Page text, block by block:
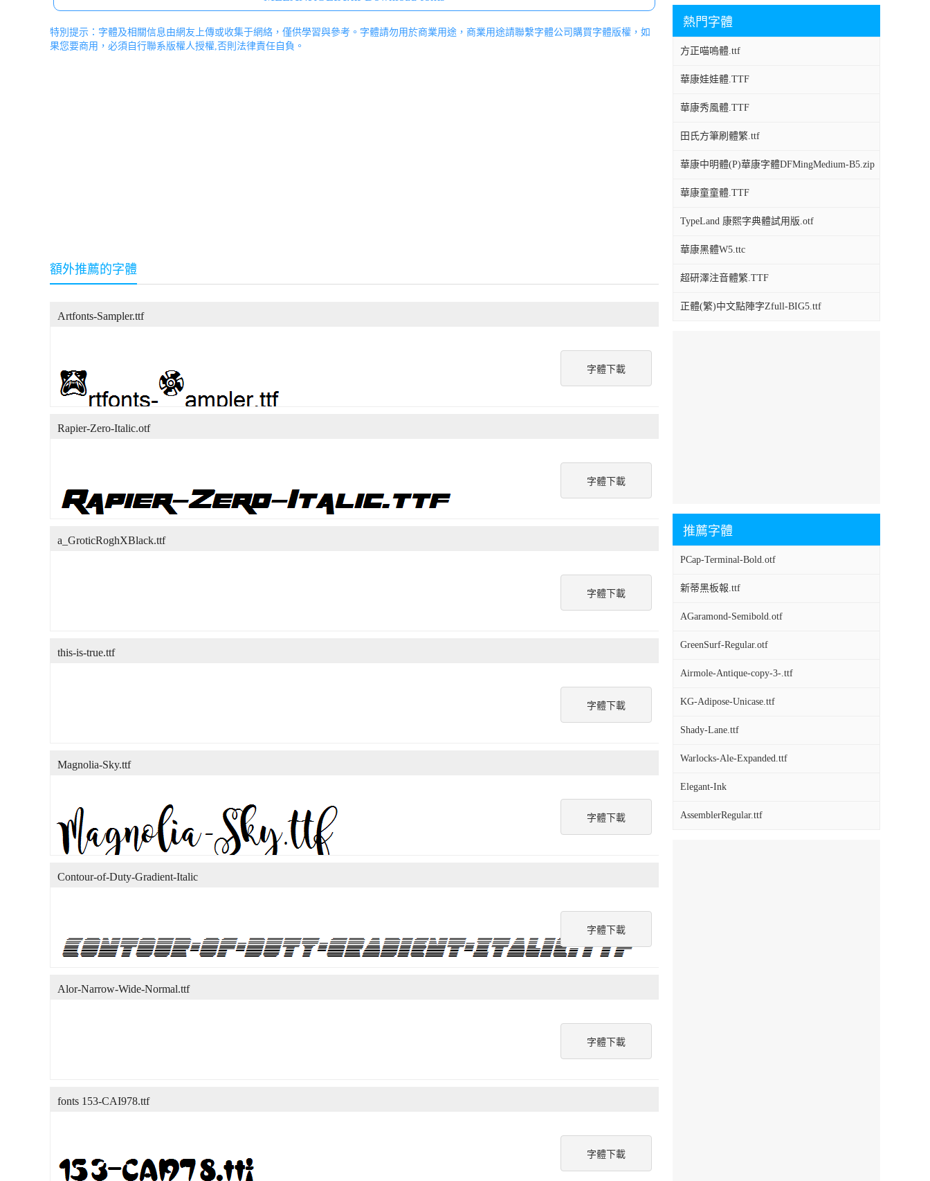
熱門字體
方正喵嗚體.ttf
華康娃娃體.TTF
華康秀風體.TTF
田氏方筆刷體繁.ttf
華康中明體(P)華康字體DFMingMedium-B5.zip
華康童童體.TTF
TypeLand 康熙字典體試用版.otf
華康黑體W5.ttc
超研澤注音體繁.TTF
正體(繁)中文點陣字Zfull-BIG5.ttf
推薦字體
PCap-Terminal-Bold.otf
新蒂黑板報.ttf
AGaramond-Semibold.otf
GreenSurf-Regular.otf
Airmole-Antique-copy-3-.ttf
KG-Adipose-Unicase.ttf
Shady-Lane.ttf
Warlocks-Ale-Expanded.ttf
Elegant-Ink
AssemblerRegular.ttf
特別提示：字體及相關信息由網友上傳或收集于網絡，僅供學習與參考。字體請勿用於商業用途，商業用途請聯繫字體公司購買字體版權，如
果您要商用，必須自行聯系版權人授權,否則法律責任自負。
額外推薦的字體
字體下載
Artfonts-Sampler.ttf
字體下載
Rapier-Zero-Italic.otf
字體下載
a_GroticRoghXBlack.ttf
字體下載
this-is-true.ttf
字體下載
Magnolia-Sky.ttf
字體下載
Contour-of-Duty-Gradient-Italic
字體下載
Alor-Narrow-Wide-Normal.ttf
字體下載
fonts 153-CAI978.ttf